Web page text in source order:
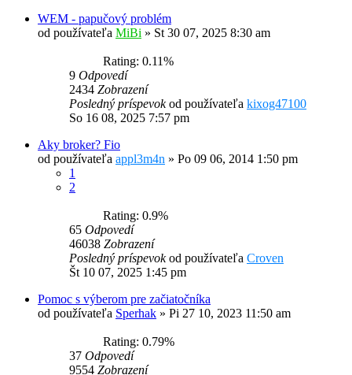
WEM - papučový problém
od používateľa MiBi » St 30 07, 2025 8:30 am
Rating: 0.11%
9 Odpovedí
2434 Zobrazení
Posledný príspevokod používateľa kixog47100
So 16 08, 2025 7:57 pm
Aky broker? Fio
od používateľa appl3m4n » Po 09 06, 2014 1:50 pm
1
2
Rating: 0.9%
65 Odpovedí
46038 Zobrazení
Posledný príspevokod používateľa Croven
Št 10 07, 2025 1:45 pm
Pomoc s výberom pre začiatočníka
od používateľa Sperhak » Pi 27 10, 2023 11:50 am
Rating: 0.79%
37 Odpovedí
9554 Zobrazení